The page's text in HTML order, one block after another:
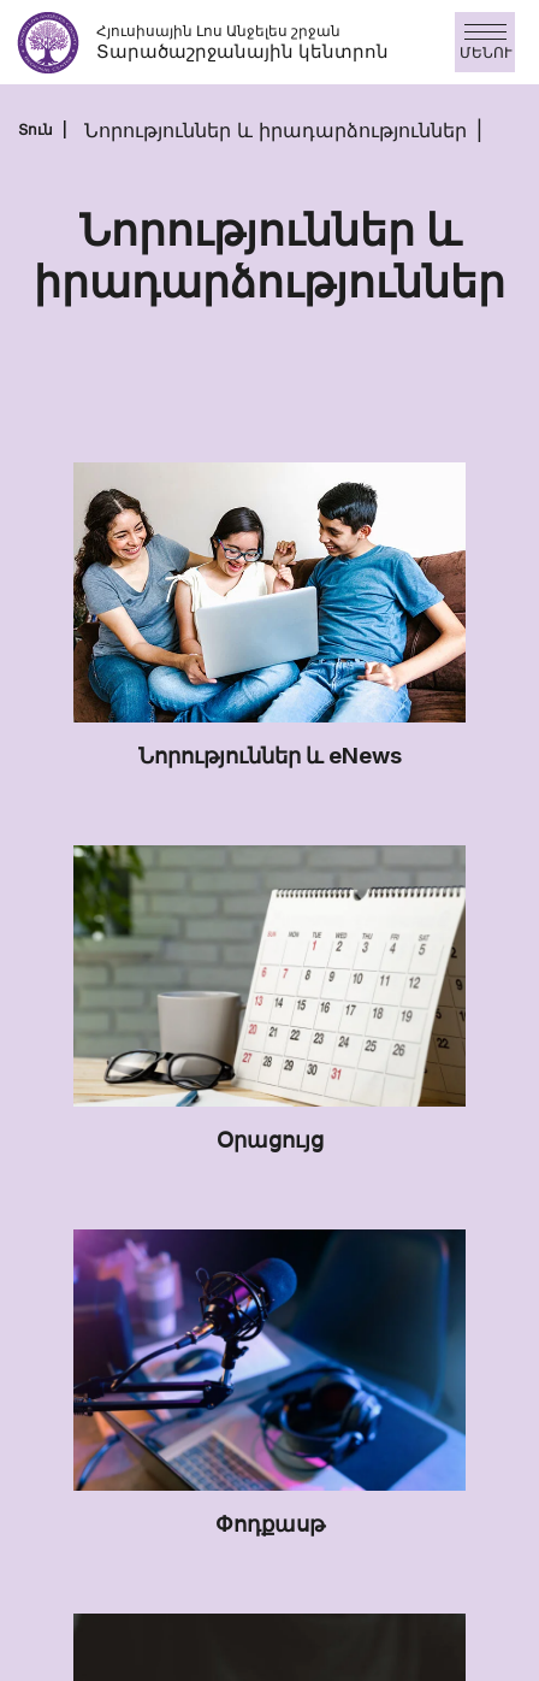
Անցնել
բովանդակությանըՀյուսիսային Լոս Անջելես շրջան
Տարածաշրջանային կենտրոն ՄԵՆՈՒ
Տուն Նորություններ և իրադարձություններ
Նորություններ և
իրադարձություններ
Նորություններ և eNews
Օրացույց
Փոդքասթ